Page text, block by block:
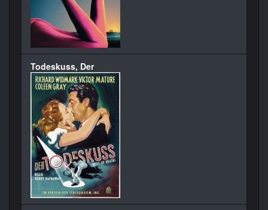
Todeskuss, Der